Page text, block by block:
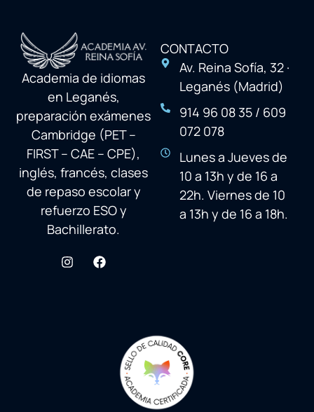
Academia de idiomas
en Leganés,
preparación exámenes
Cambridge (PET –
FIRST – CAE – CPE),
inglés, francés, clases
de repaso escolar y
refuerzo ESO y
Bachillerato.
CONTACTO
Av. Reina Sofía, 32 ·
Leganés (Madrid)
914 96 08 35 / 609
072 078
Lunes a Jueves de
10 a 13h y de 16 a
22h. Viernes de 10
a 13h y de 16 a 18h.